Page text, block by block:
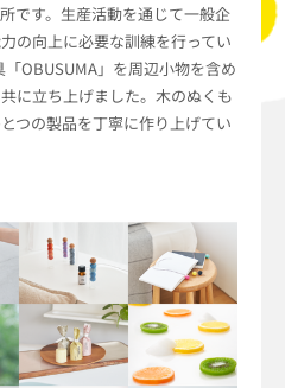
です。生産活動を通じて一般企
の向上に必要な訓練を行ってい
OBUSUMA」を周辺小物を含め
に立ち上げました。木のぬくも
つの製品を丁寧に作り上げてい